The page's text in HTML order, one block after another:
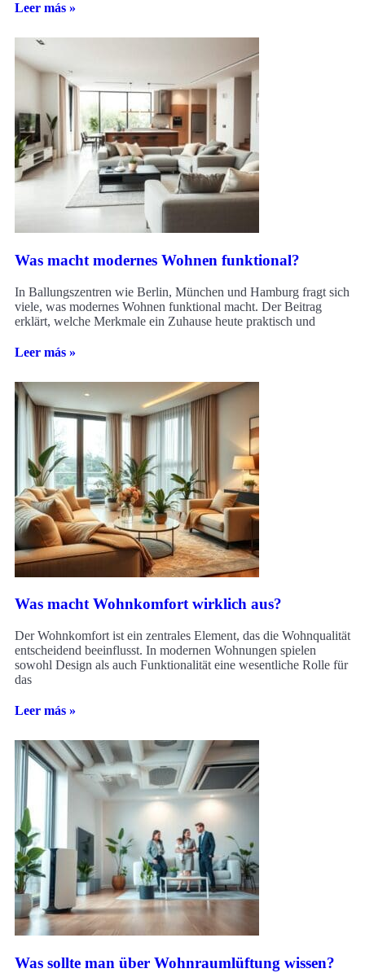
Leer más »
Was macht modernes Wohnen funktional?
In Ballungszentren wie Berlin, München und Hamburg fragt sich
viele, was modernes Wohnen funktional macht. Der Beitrag
erklärt, welche Merkmale ein Zuhause heute praktisch und
Leer más »
Was macht Wohnkomfort wirklich aus?
Der Wohnkomfort ist ein zentrales Element, das die Wohnqualität
entscheidend beeinflusst. In modernen Wohnungen spielen
sowohl Design als auch Funktionalität eine wesentliche Rolle für
das
Leer más »
Was sollte man über Wohnraumlüftung wissen?